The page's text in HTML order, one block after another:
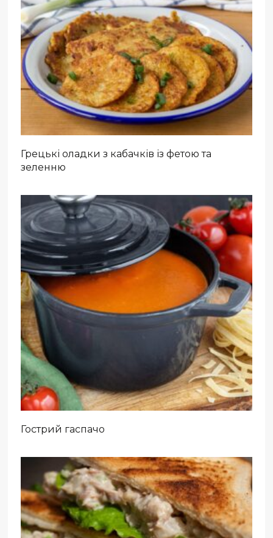
Грецькі оладки з кабачків із фетою та
зеленню
Гострий гаспачо